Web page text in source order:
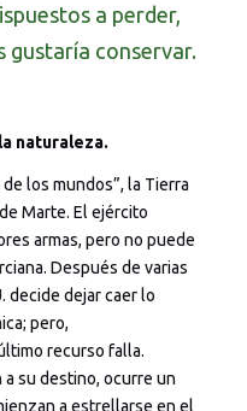
a perder,
gustaría conservar.
naturaleza.
los mundos”, la Tierra
Marte. El ejército
armas, pero no puede
Después de varias
decide dejar caer lo
pero,
recurso falla.
su destino, ocurre un
a estrellarse en el